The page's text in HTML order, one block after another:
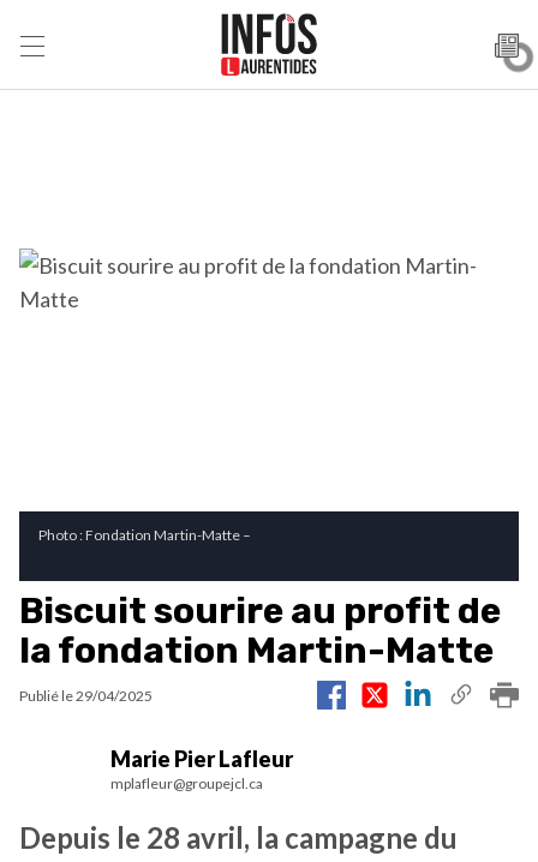
Photo : Fondation Martin-Matte –
Biscuit sourire au profit de
la fondation Martin-Matte
Publié le29/04/2025
Marie Pier Lafleur
mplafleur@groupejcl.ca
Depuis le 28 avril, la campagne du